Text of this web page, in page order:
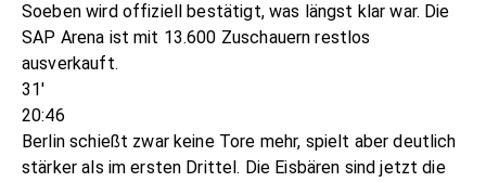
Soeben wird offiziell bestätigt, was längst klar war. Die
SAP Arena ist mit 13.600 Zuschauern restlos
ausverkauft.
31'
20:46
Berlin schießt zwar keine Tore mehr, spielt aber deutlich
stärker als im ersten Drittel. Die Eisbären sind jetzt die